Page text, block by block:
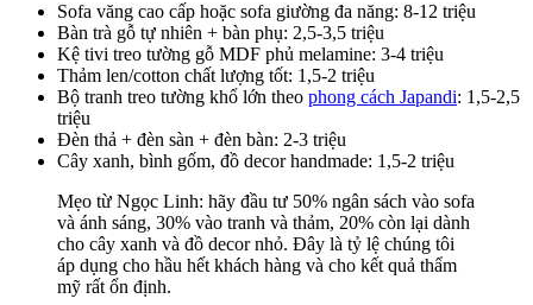
Sofa văng cao cấp hoặc sofa giường đa năng: 8-12 triệu
Bàn trà gỗ tự nhiên + bàn phụ: 2,5-3,5 triệu
Kệ tivi treo tường gỗ MDF phủ melamine: 3-4 triệu
Thảm len/cotton chất lượng tốt: 1,5-2 triệu
Bộ tranh treo tường khổ lớn theo phong cách Japandi: 1,5-2,5
triệu
Đèn thả + đèn sàn + đèn bàn: 2-3 triệu
Cây xanh, bình gốm, đồ decor handmade: 1,5-2 triệu
Mẹo từ Ngọc Linh: hãy đầu tư 50% ngân sách vào sofa
và ánh sáng, 30% vào tranh và thảm, 20% còn lại dành
cho cây xanh và đồ decor nhỏ. Đây là tỷ lệ chúng tôi
áp dụng cho hầu hết khách hàng và cho kết quả thẩm
mỹ rất ổn định.